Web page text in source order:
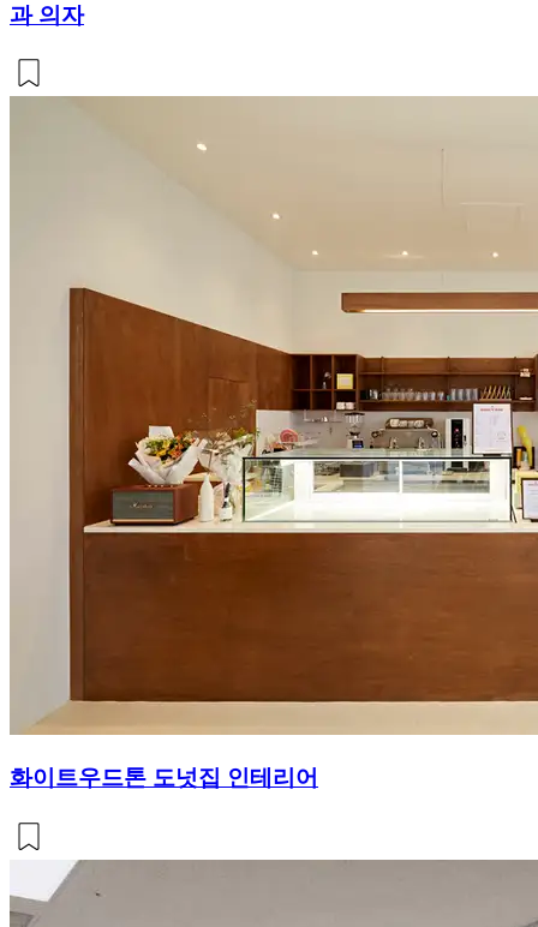
과 의자
화이트우드톤 도넛집 인테리어